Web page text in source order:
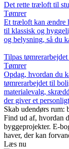
Det rette træloft til
Tømrer
Et træloft kan ændre
til klassisk og
og belysning, så du
Tilpas
Tømrer
Opdag, hvordan du
tømrerarbejdet til
materialevalg,
der giver et
Skab udendørs rum:
Find ud af, hvordan
byggeprojekter. E-
haver, der kan
Læs nu